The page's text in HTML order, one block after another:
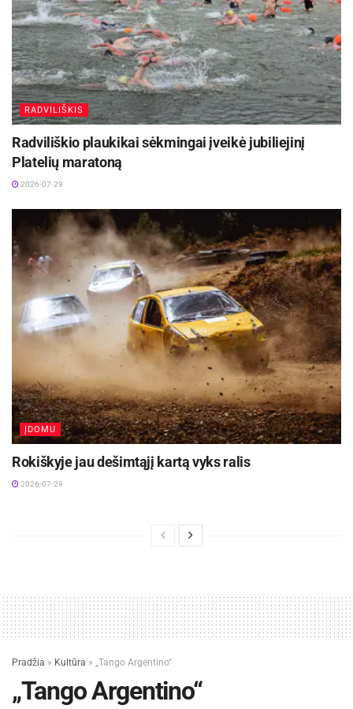
RADVILIŠKIS
Radviliškio plaukikai sėkmingai įveikė jubiliejinį
Platelių maratoną
2026-07-29
ĮDOMU
Rokiškyje jau dešimtąjį kartą vyks ralis
2026-07-29
Pradžia » Kultūra » „Tango Argentino“
„Tango Argentino“